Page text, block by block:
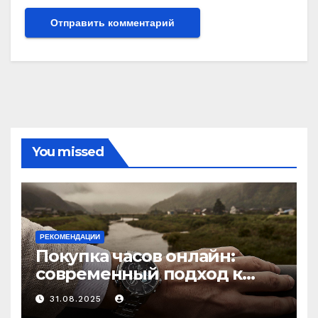
You missed
РЕКОМЕНДАЦИИ
Покупка часов онлайн:
современный подход к
выбору аксессуаров
31.08.2025